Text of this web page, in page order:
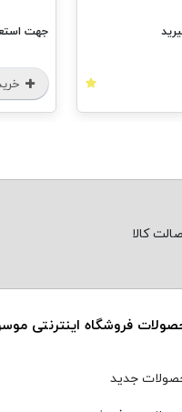
جهت
کالا
فروشگاه اینترنتی
جدید